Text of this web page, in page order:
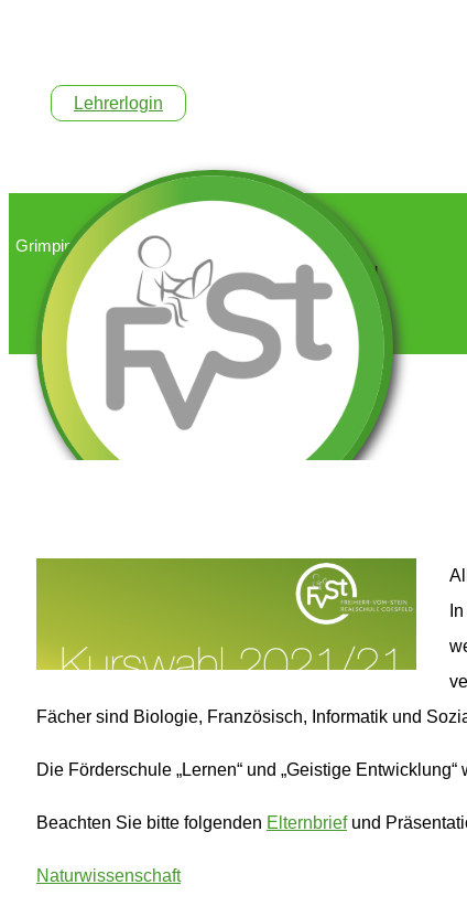
Lehrerlogin
Fächer sind Biologie, Französisch, Informatik und
Die Förderschule „Lernen“ und „Geistige
Beachten Sie bitte folgenden Elternbriefund
Naturwissenschaft